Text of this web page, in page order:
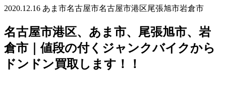
2020.12.16 あま市名古屋市名古屋市港区尾張旭市岩倉市
名古屋市港区、あま市、尾張旭市、岩
倉市｜値段の付くジャンクバイクから
ドンドン買取します！！